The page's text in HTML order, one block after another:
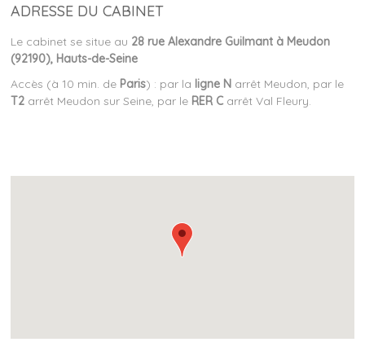
ADRESSE DU CABINET
Le cabinet se situe au 28 rue Alexandre Guilmant à Meudon
(92190), Hauts-de-Seine
Accès (à 10 min. de Paris) : par la ligne N arrêt Meudon, par le
T2 arrêt Meudon sur Seine, par le RER Carrêt Val Fleury.